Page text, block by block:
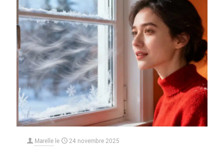
Marelle le 24 novembre 2025